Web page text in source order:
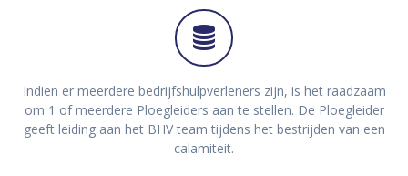
Indien er meerdere bedrijfshulpverleners zijn, is het raadzaam
om 1 of meerdere Ploegleiders aan te stellen. De Ploegleider
geeft leiding aan het BHV team tijdens het bestrijden van een
calamiteit.